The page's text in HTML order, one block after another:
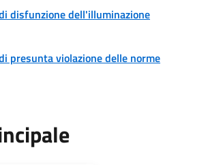
disfunzione dell'illuminazione
presunta violazione delle norme